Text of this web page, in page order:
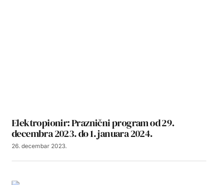
Elektropionir: Praznični program od 29.
decembra 2023. do 1. januara 2024.
26. decembar 2023.